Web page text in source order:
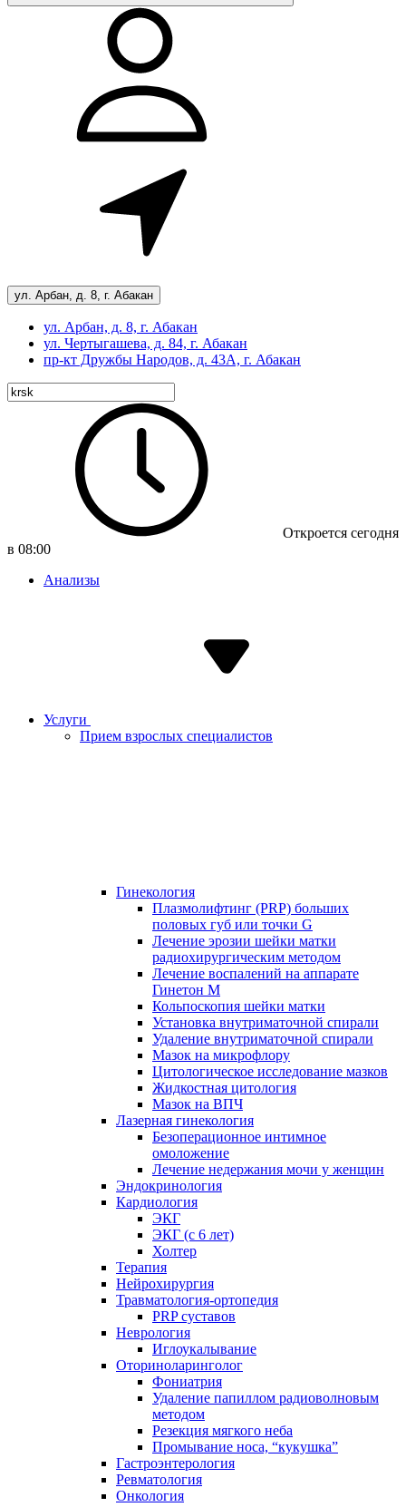
ул. Арбан, д. 8, г. Абакан
ул. Арбан, д. 8, г. Абакан
ул. Чертыгашева, д. 84, г. Абакан
пр-кт Дружбы Народов, д. 43А, г. Абакан
Откроется сегодня
в 08:00
Анализы
Услуги
Прием взрослых специалистов
Гинекология
Плазмолифтинг (PRP) больших
половых губ или точки G
Лечение эрозии шейки матки
радиохирургическим методом
Лечение воспалений на аппарате
Гинетон М
Кольпоскопия шейки матки
Установка внутриматочной спирали
Удаление внутриматочной спирали
Мазок на микрофлору
Цитологическое исследование мазков
Жидкостная цитология
Мазок на ВПЧ
Лазерная гинекология
Безоперационное интимное
омоложение
Лечение недержания мочи у женщин
Эндокринология
Кардиология
ЭКГ
ЭКГ (с 6 лет)
Холтер
Терапия
Нейрохирургия
Травматология-ортопедия
PRP суставов
Неврология
Иглоукалывание
Оториноларинголог
Фониатрия
Удаление папиллом радиоволновым
методом
Резекция мягкого неба
Промывание носа, “кукушка”
Гастроэнтерология
Ревматология
Онкология